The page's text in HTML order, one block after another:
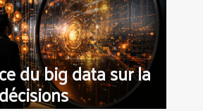
du big data sur la